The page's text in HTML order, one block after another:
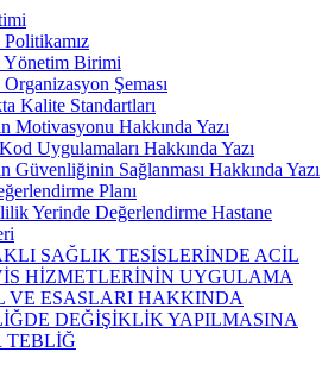
Yönetim Birimi
Şeması
Kalite Standartları
Motivasyonu Hakkında Yazı
Uygulamaları Hakkında Yazı
Güvenliğinin Sağlanması Hakkında Yazı
Planı
Yerinde Değerlendirme Hastane
SAĞLIK TESİSLERİNDE ACİL
HİZMETLERİNİN UYGULAMA
VE ESASLARI HAKKINDA
DEĞİŞİKLİK YAPILMASINA
TEBLİĞ